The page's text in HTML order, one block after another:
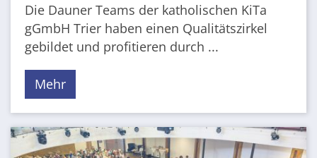
Die Dauner Teams der katholischen KiTa
gGmbH Trier haben einen Qualitätszirkel
gebildet und profitieren durch ...
Mehr